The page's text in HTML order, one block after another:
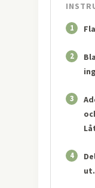
1
2
3
4
ut.